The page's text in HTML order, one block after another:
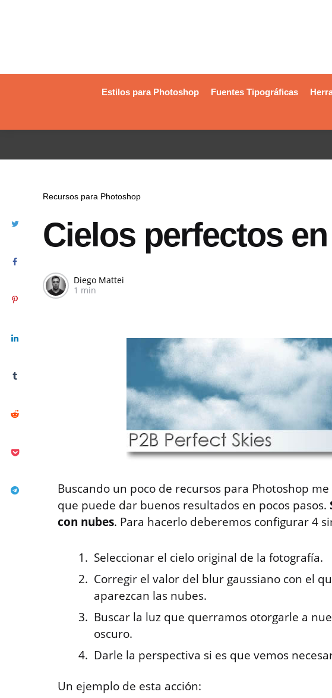
Estilos para Photoshop Fuentes Tipográficas
Recursos para Photoshop
Cielos perfectos
Diego Mattei
1 min
Buscando un poco de recursos para Photoshop
que puede dar buenos resultados en pocos pasos.
con nubes. Para hacerlo deberemos configurar 4
Seleccionar el cielo original de la fotografía.
Corregir el valor del blur gaussiano con el
aparezcan las nubes.
Buscar la luz que querramos otorgarle a
oscuro.
Darle la perspectiva si es que vemos
Un ejemplo de esta acción: